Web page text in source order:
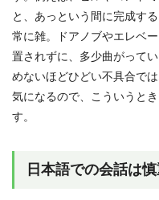
と、あっという間に完成す
常に雑。ドアノブやエレベ
置されずに、多少曲がって
めないほどひどい不具合で
気になるので、こういうと
す。
日本語での会話は